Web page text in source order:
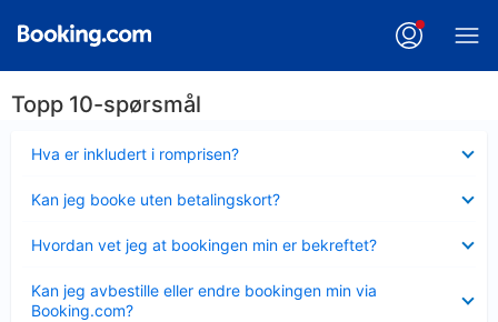
Topp 10-spørsmål
Hva er inkludert i romprisen?
mindre
Kan jeg booke uten betalingskort?
mindre
Hvordan vet jeg at bookingen min er bekreftet?
mindre
Kan jeg avbestille eller endre bookingen min via
Booking.com?
mindre